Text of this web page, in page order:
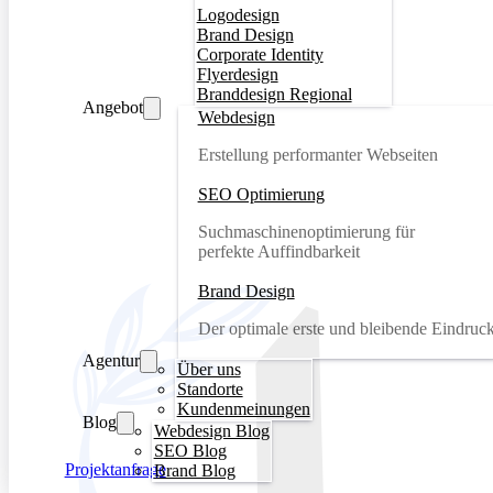
Logodesign
Brand Design
Corporate Identity
Flyerdesign
Branddesign Regional
Angebot
Webdesign
Erstellung performanter Webseiten
SEO Optimierung
Suchmaschinenoptimierung für
perfekte Auffindbarkeit
Brand Design
Der optimale erste und bleibende
Agentur
Über uns
Standorte
Kundenmeinungen
Blog
Webdesign Blog
SEO Blog
Brand Blog
Projektanfrage